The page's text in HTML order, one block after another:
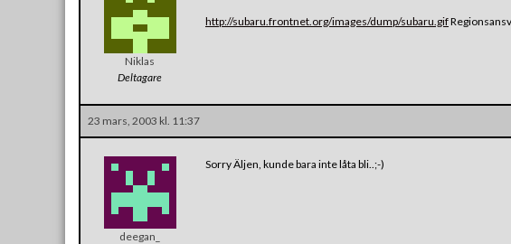
Niklas
Deltagare
http://subaru.frontnet.org/images/dump/subaru.gif
23 mars, 2003 kl. 11:37
deegan_
Sorry Äljen, kunde bara inte låta bli..;-)